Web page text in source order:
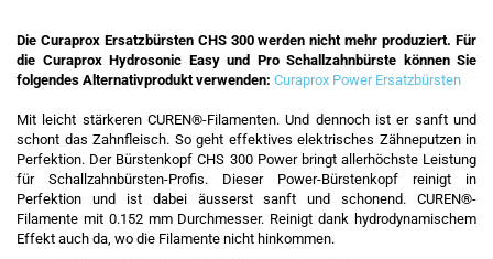
Die Curaprox Ersatzbürsten CHS 300 werden nicht mehr produziert. Für
die Curaprox Hydrosonic Easy und Pro Schallzahnbürste können Sie
folgendes Alternativprodukt verwenden: Curaprox Power Ersatzbürsten
Mit leicht stärkeren CUREN®-Filamenten. Und dennoch ist er sanft und
schont das Zahnfleisch. So geht effektives elektrisches Zähneputzen in
Perfektion. Der Bürstenkopf CHS 300 Power bringt allerhöchste Leistung
für Schallzahnbürsten-Profis. Dieser Power-Bürstenkopf reinigt in
Perfektion und ist dabei äusserst sanft und schonend. CUREN®-
Filamente mit 0.152 mm Durchmesser. Reinigt dank hydrodynamischem
Effekt auch da, wo die Filamente nicht hinkommen.